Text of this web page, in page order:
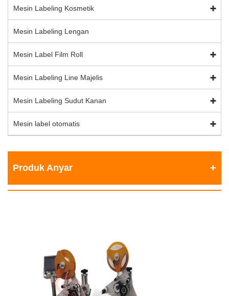
Mesin Labeling Kosmetik
Mesin Labeling Lengan
Mesin Label Film Roll
Mesin Labeling Line Majelis
Mesin Labeling Sudut Kanan
Mesin label otomatis
Produk Anyar